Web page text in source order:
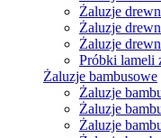
Żaluzje
Żaluzje
Żaluzje
Próbki lameli
Żaluzje bambusowe
Żaluzje
Żaluzje
Żaluzje